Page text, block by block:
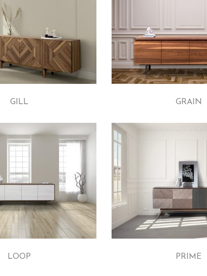
GILL GRAIN
LOOP PRIME